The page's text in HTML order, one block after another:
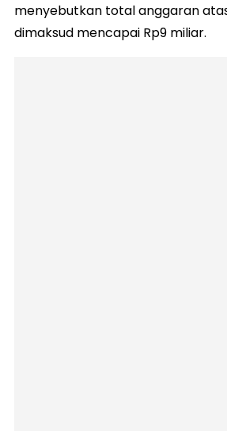
menyebutkan total anggaran
dimaksud mencapai Rp9 miliar.